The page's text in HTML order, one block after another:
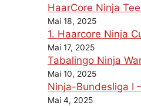
HaarCore Ninja
Mai 18, 2025
1. Haarcore Ninja
Mai 17, 2025
Tabalingo Ninja
Mai 10, 2025
Ninja-Bundesliga I
Mai 4, 2025